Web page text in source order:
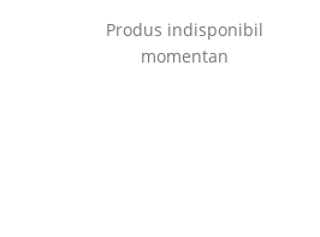
Produs indisponibil
momentan